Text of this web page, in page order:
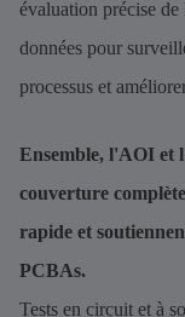
évaluation précise
données pour
processus et
Ensemble, l'AOI et
couverture
rapide et
PCBAs.
Tests en circuit et à